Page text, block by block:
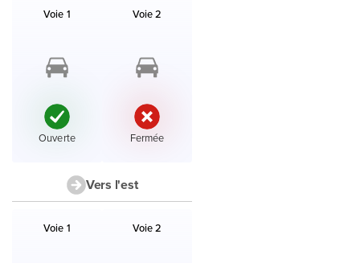
Voie 1
État :
Ouverte
Voie 2
État :
Fermée
Vers l'est
Voie 1 Voie 2